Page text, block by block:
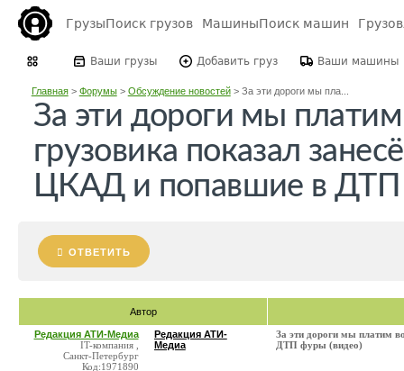
ГрузыПоиск грузов МашиныПоиск машин
Ваши грузы Добавить груз Ваши машины
Главная> Форумы> Обсуждение новостей> За эти дороги мы пла...
За эти дороги мы
грузовика показал
ЦКАД и попавшие в ДТП
ОТВЕТИТЬ
Автор
Редакция АТИ-Медиа
IT-компания ,
Санкт-Петербург
Код:1971890
Редакция АТИ-
Медиа
За эти дороги мы платим
ДТП фуры (видео)